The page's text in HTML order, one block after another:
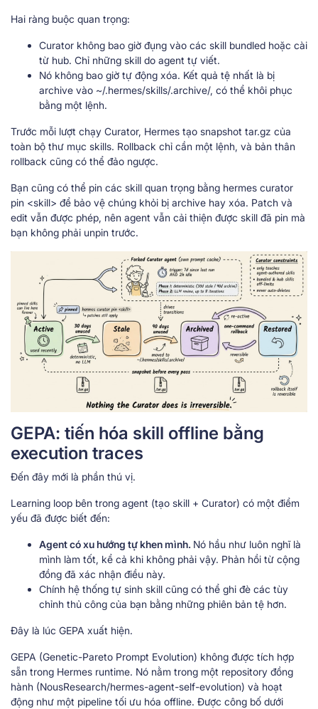
Hai ràng buộc quan trọng:
Curator không bao giờ đụng vào các skill bundled hoặc cài
từ hub. Chỉ những skill do agent tự viết.
Nó không bao giờ tự động xóa. Kết quả tệ nhất là bị
archive vào ~/.hermes/skills/.archive/, có thể khôi phục
bằng một lệnh.
Trước mỗi lượt chạy Curator, Hermes tạo snapshot tar.gz của
toàn bộ thư mục skills. Rollback chỉ cần một lệnh, và bản thân
rollback cũng có thể đảo ngược.
Bạn cũng có thể pin các skill quan trọng bằng hermes curator
pin <skill> để bảo vệ chúng khỏi bị archive hay xóa. Patch và
edit vẫn được phép, nên agent vẫn cải thiện được skill đã pin mà
bạn không phải unpin trước.
GEPA: tiến hóa skill offline bằng
execution traces
Đến đây mới là phần thú vị.
Learning loop bên trong agent (tạo skill + Curator) có một điểm
yếu đã được biết đến:
Agent có xu hướng tự khen mình. Nó hầu như luôn nghĩ là
mình làm tốt, kể cả khi không phải vậy. Phản hồi từ cộng
đồng đã xác nhận điều này.
Chính hệ thống tự sinh skill cũng có thể ghi đè các tùy
chỉnh thủ công của bạn bằng những phiên bản tệ hơn.
Đây là lúc GEPA xuất hiện.
GEPA (Genetic-Pareto Prompt Evolution) không được tích hợp
sẵn trong Hermes runtime. Nó nằm trong một repository đồng
hành (NousResearch/hermes-agent-self-evolution) và hoạt
động như một pipeline tối ưu hóa offline. Được công bố dưới